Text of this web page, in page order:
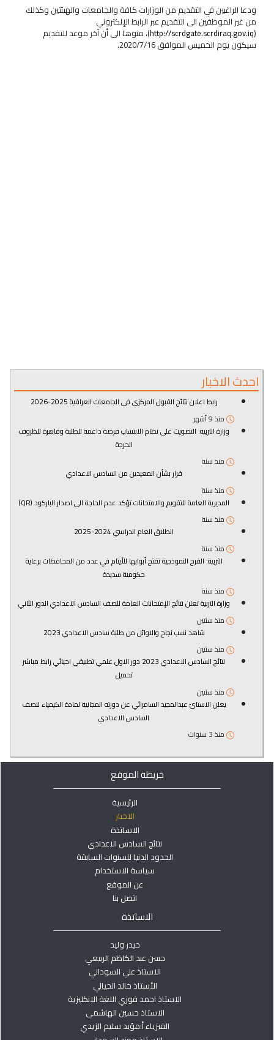
ودعا الراغبين في التقديم من الوزارات كافة والجامعات والهيئتين وكذلك
من غير الموظفين الى التقديم عبر الرابط الإلكتروني
http://scrdgate.scrdiraq.gov.iq)، منوها الى أن آخر موعد للتقديم
سيكون يوم الخميس الموافق 2020/7/16.
احدث الاخبار
رابط اعلان نتائج القبول المركزي في الجامعات العراقية 2025-2026
منذ 9 أشهر
وزارة التربية: التصويت على نظام الانتساب فرصة داعمة للطلبة وقاهرة للظروف
الحرجة
منذ سنة
قرار بشأن المعيدين من السادس الاعدادي
منذ سنة
المديرية العامة للتقويم والامتحانات تؤكد عدم الحاجة الى اصدار الباركود (QR)
منذ سنة
انطلاق العام الدراسي 2024-2025
منذ سنة
التربية: الفرح النموذجية تفتح أبوابها للأيتام في عدد من المحافظات برعاية
حكومية سديدة
منذ سنة
وزارة التربية تعلن نتائج الإمتحانات العامة للصف السادس الاعدادي الدور الثاني
منذ سنتين
شاهد نسب نجاح والاوائل من طلبة سادس الاعدادي 2023
منذ سنتين
نتائج السادس الاعدادي 2023 دور الاول علمي تطبيقي احيائي رابط مباشر
تحميل
منذ سنتين
يعلن الاستائ عبدالمجيد السامرائي عن دورته المجانية لمادة الكيمياء للصف
السادس الاعدادي
منذ 3 سنوات
خريطة الموقع
الرئيسية
الاخبار
الاساتذة
نتائج السادس الاعدادي
الحدود الدنيا للسنوات السابقة
سياسة الاستخدام
عن الموقع
اتصل بنا
الاساتذة
حيدر وليد
حسن عبد الكاظم الربيعي
الاستاذ علي السوداني
الأستاذ خالد الحيالي
الاستاذ احمد فوزي اللغة الانكليزية
الاستاذ حسين الهاشمي
الفيزياء أ:مؤيد سليم الزيدي